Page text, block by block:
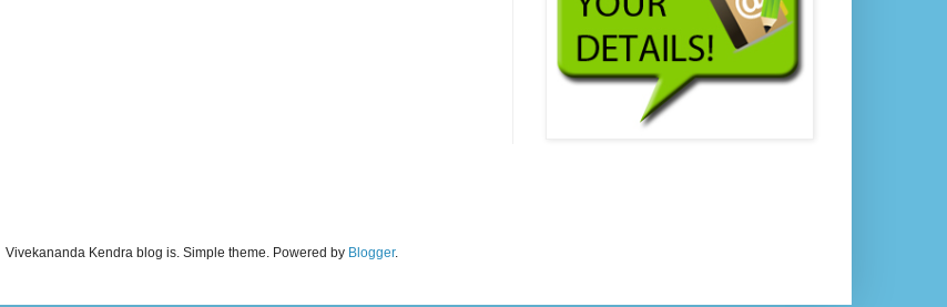
Vivekananda Kendra blog is. Simple theme. Powered by Blogger.